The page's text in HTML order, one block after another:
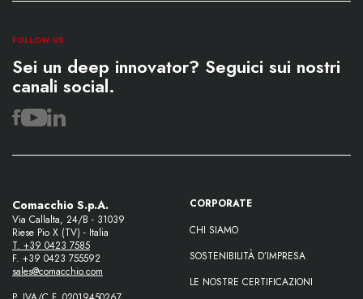
FOLLOW US
Sei un deep innovator? Seguici sui nostri
canali social.
Comacchio S.p.A.
Via Callalta, 24/B - 31039
Riese Pio X (TV) - Italia
T. +39 0423 7585
F. +39 0423 755592
sales@comacchio.com
CORPORATE
CHI SIAMO
SOSTENIBILITÀ D’IMPRESA
LE NOSTRE CERTIFICAZIONI